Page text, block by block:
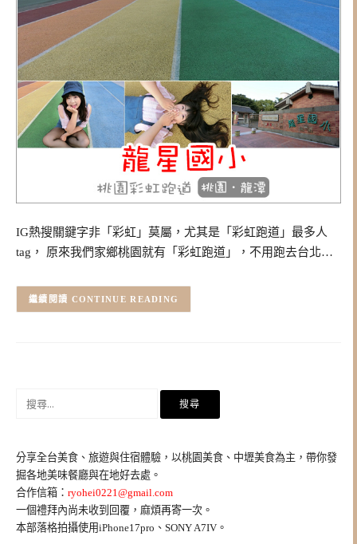
IG熱搜關鍵字非「彩虹」莫屬，尤其是「彩虹跑道」最多人
tag， 原來我們家鄉桃園就有「彩虹跑道」，不用跑去台北…
CONTINUE READING
字:
分享全台美食、旅遊與住宿體驗，以桃園美食、中壢美食為主，帶你發
掘各地美味餐廳與在地好去處。
合作信箱： ryohei0221@gmail.com
一個禮拜內尚未收到回覆，麻煩再寄一次。
本部落格拍攝使用iPhone17pro、SONY A7IV。